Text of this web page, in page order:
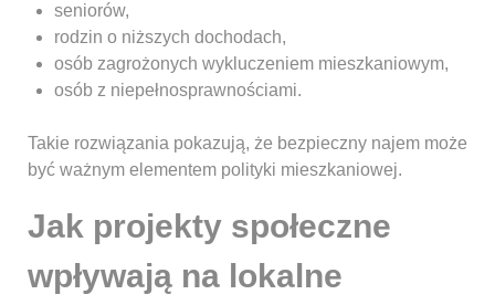
seniorów,
rodzin o niższych dochodach,
osób zagrożonych wykluczeniem mieszkaniowym,
osób z niepełnosprawnościami.
Takie rozwiązania pokazują, że bezpieczny najem może
być ważnym elementem polityki mieszkaniowej.
Jak projekty społeczne
wpływają na lokalne